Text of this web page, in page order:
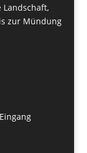
Landschaft,
zur Mündung